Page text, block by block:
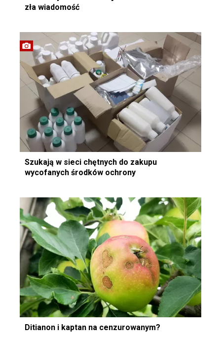
zła wiadomość
Szukają w sieci chętnych do zakupu
wycofanych środków ochrony
Ditianon i kaptan na cenzurowanym?